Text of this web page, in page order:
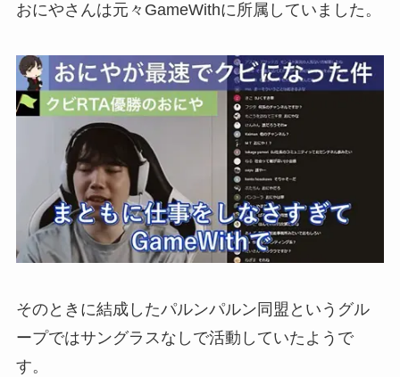
おにやさんは元々GameWithに所属していました。
そのときに結成したパルンパルン同盟というグル
ープではサングラスなしで活動していたようで
す。